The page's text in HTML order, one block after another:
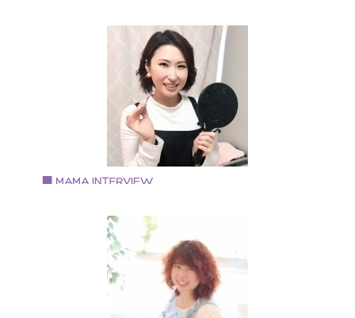
ベビーヨガインストラクター
東大阪在中。３児のママ。 ベビーヨガインストラクタ
中原 和子さん
ビューティーサロンemire 代表
大阪美容専門学校卒業後、京都や東京の美容院、サロ
で働いた後出産。 地元大阪でマツエク業界に。子連れ
通えるサロンを目指し、プライベートサロン《emire》